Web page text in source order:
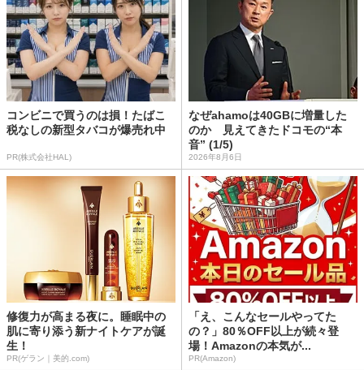
コンビニで買うのは損！たばこ
税なしの新型タバコが爆売れ中
PR(株式会社HAL)
なぜahamoは40GBに増量した
のか 見えてきたドコモの“本
音” (1/5)
2026年8月6日
修復力が高まる夜に。睡眠中の
肌に寄り添う新ナイトケアが誕
生！
PR(ゲラン｜美的.com)
「え、こんなセールやってた
の？」80％OFF以上が続々登
場！Amazonの本気が...
PR(Amazon)